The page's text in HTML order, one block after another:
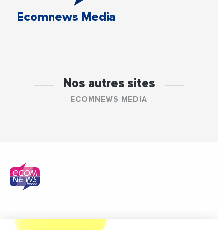
Ecomnews Media
Nos autres sites
ECOMNEWS MEDIA